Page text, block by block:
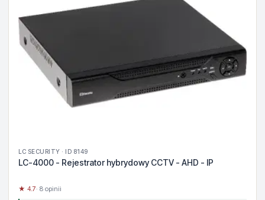
LC SECURITY · ID 8149
LC-4000 - Rejestrator hybrydowy CCTV - AHD - IP
★ 4.7· 8 opinii